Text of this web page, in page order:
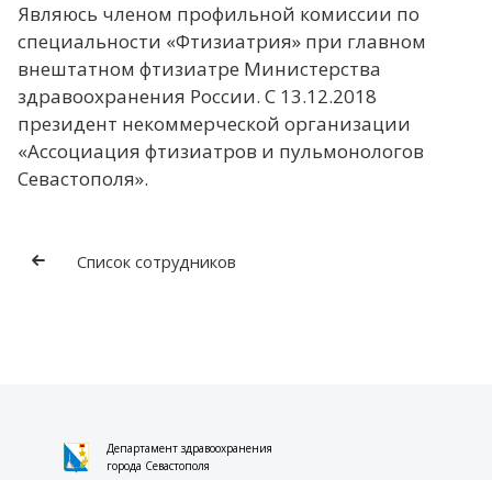
Являюсь членом профильной комиссии по
специальности «Фтизиатрия» при главном
внештатном фтизиатре Министерства
здравоохранения России. С 13.12.2018
президент некоммерческой организации
«Ассоциация фтизиатров и пульмонологов
Севастополя».
Список сотрудников
Департамент здравоохранения
города Севастополя